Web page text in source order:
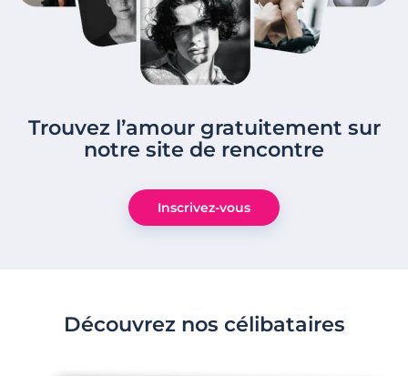
Trouvez l’amour gratuitement sur
notre site de rencontre
Inscrivez-vous
Découvrez nos célibataires